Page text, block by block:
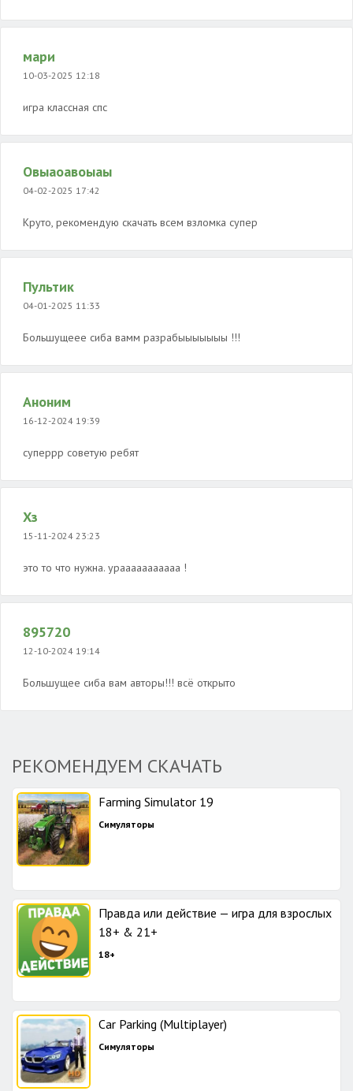
мари
10-03-2025 12:18
игра классная спс
Овыаоавоыаы
04-02-2025 17:42
Круто, рекомендую скачать всем взломка супер
Пультик
04-01-2025 11:33
Большущеее сиба вамм разрабыыыыыыы !!!
Аноним
16-12-2024 19:39
суперрр советую ребят
Хз
15-11-2024 23:23
это то что нужна. урааааааааааа !
895720
12-10-2024 19:14
Большущее сиба вам авторы!!! всё открыто
РЕКОМЕНДУЕМ СКАЧАТЬ
Farming Simulator 19
Симуляторы
Правда или действие — игра для взрослых
18+ & 21+
18+
Car Parking (Multiplayer)
Симуляторы